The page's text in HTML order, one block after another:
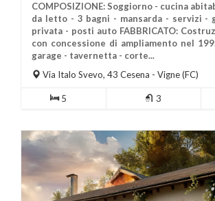
Più Informazioni
COMPOSIZIONE: Soggiorno - cucina
da letto - 3 bagni - mansarda - servizi -
privata - posti auto FABBRICATO:
con concessione di ampliamento nel
garage - tavernetta - corte...
Via Italo Svevo, 43 Cesena - Vigne (FC)
5 3